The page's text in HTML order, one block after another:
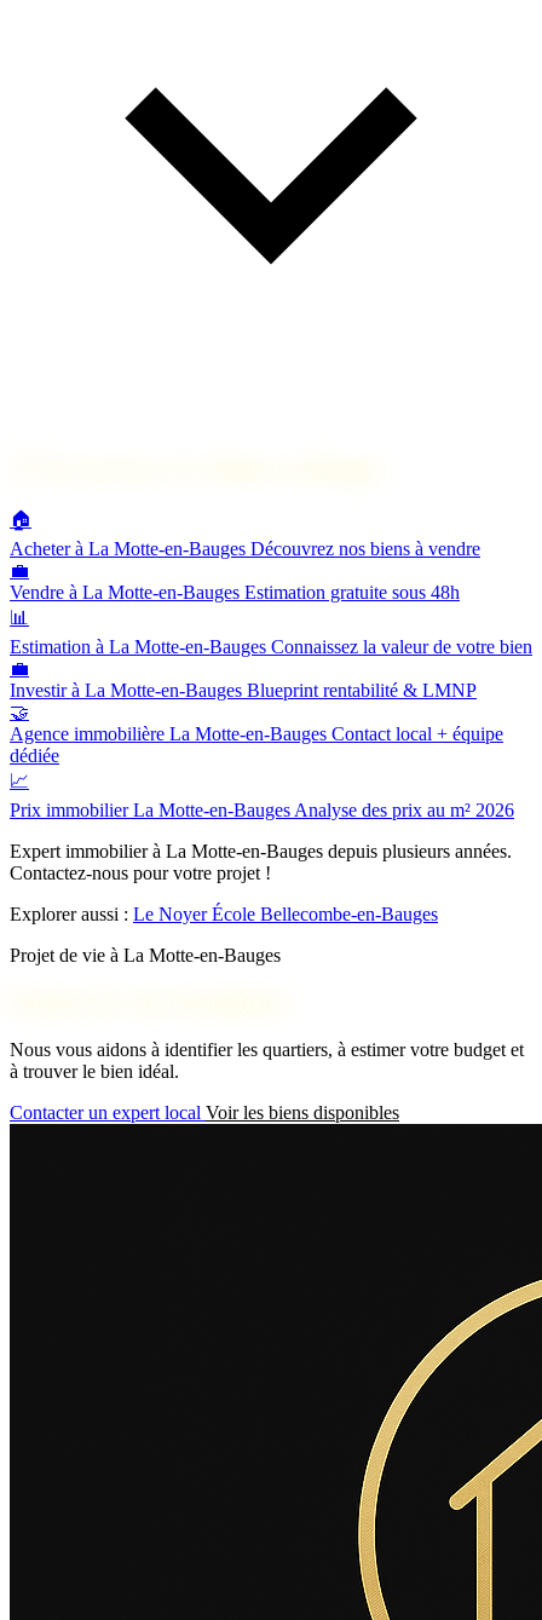
🏠
Acheter à La Motte-en-Bauges Découvrez nos biens à vendre
💼
Vendre à La Motte-en-Bauges Estimation gratuite sous 48h
📊
Estimation à La Motte-en-Bauges Connaissez la valeur de votre bien
💼
Investir à La Motte-en-Bauges Blueprint rentabilité & LMNP
🤝
Agence immobilière La Motte-en-Bauges Contact local + équipe
dédiée
📈
Prix immobilier La Motte-en-Bauges Analyse des prix au m² 2026
Expert immobilier à La Motte-en-Bauges depuis plusieurs années.
Contactez-nous pour votre projet !
Explorer aussi : Le NoyerÉcole Bellecombe-en-Bauges
Projet de vie à La Motte-en-Bauges
Nous vous aidons à identifier les quartiers, à estimer votre budget et
à trouver le bien idéal.
Contacter un expert local Voir les biens disponibles